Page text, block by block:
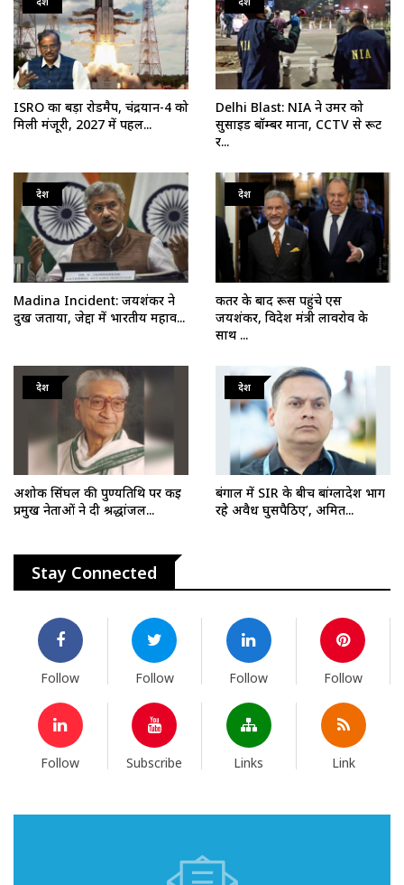
ISRO का बड़ा रोडमैप, चंद्रयान-4 को
मिली मंजूरी, 2027 में पहल...
Delhi Blast: NIA ने उमर को
सुसाइड बॉम्बर माना, CCTV से रूट
र...
देश
Madina Incident: जयशंकर ने
दुख जताया, जेद्दा में भारतीय महाव...
देश
कतर के बाद रूस पहुंचे एस
जयशंकर, विदेश मंत्री लावरोव के
साथ ...
देश
अशोक सिंघल की पुण्यतिथि पर कई
प्रमुख नेताओं ने दी श्रद्धांजल...
देश
बंगाल में SIR के बीच बांग्लादेश भाग
रहे अवैध घुसपैठिए’, अमित...
Stay Connected
Follow Follow Follow Follow
Follow Subscribe Links Link